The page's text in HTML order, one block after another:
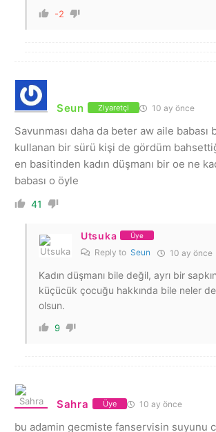
-2
Seun Ziyaretçi 10 ay önce
Savunması daha da beter aw aile babası
kullanan bir sürü kişi de gördüm
en basitinden kadın düşmanı bir oe ne
babası o öyle
41
Utsuka Üye
Reply to Seun 10 ay önce
Kadın düşmanı bile değil, ayrı bir
küçücük çocuğu hakkında bile neler
olsun.
9
Sahra Üye 10 ay önce
bu adamin gecmiste fanservisin suyunu